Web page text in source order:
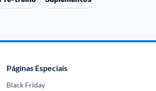
Páginas Especiais
Black Friday